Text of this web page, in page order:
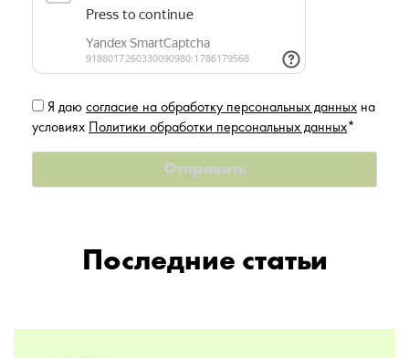
Я даю согласие на обработку персональных данных на
условиях Политики обработки персональных данных*
Последние статьи